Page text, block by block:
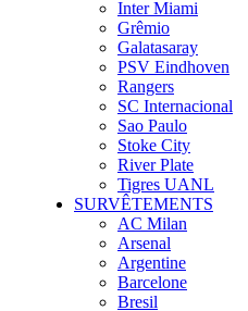
Inter Miami
Grêmio
Galatasaray
PSV Eindhoven
Rangers
SC Internacional
Sao Paulo
Stoke City
River Plate
Tigres UANL
SURVÊTEMENTS
AC Milan
Arsenal
Argentine
Barcelone
Bresil